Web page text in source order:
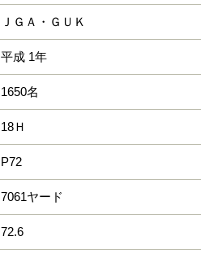
ＪＧＡ・ＧＵＫ
平成 1年
1650名
18Ｈ
P72
7061ヤード
72.6